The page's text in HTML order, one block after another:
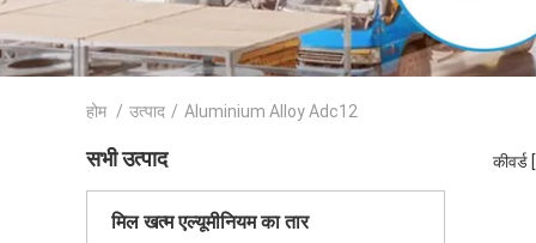
होम / उत्पाद / Aluminium Alloy Adc12
सभी उत्पाद
मिल खत्म एल्यूमीनियम का तार